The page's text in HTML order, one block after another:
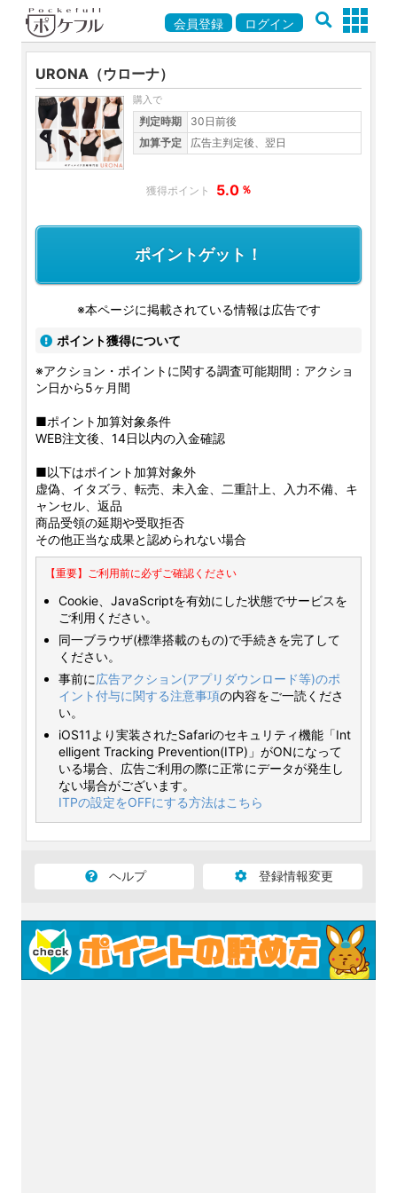
会員登録 ログイン
URONA（ウローナ）
購入で
判定時期
30日前後
加算予定
広告主判定後、翌日
5.0 ％
ポイントゲット！
※本ページに掲載されている情報は広告です
ポイント獲得について
※アクション・ポイントに関する調査可能期間：アクショ
ン日から5ヶ月間
■ポイント加算対象条件
WEB注文後、14日以内の入金確認
■以下はポイント加算対象外
虚偽、イタズラ、転売、未入金、二重計上、入力不備、キ
ャンセル、返品
商品受領の延期や受取拒否
その他正当な成果と認められない場合
【重要】ご利用前に必ずご確認ください
Cookie、JavaScriptを有効にした状態でサービスを
ご利用ください。
同一ブラウザ(標準搭載のもの)で手続きを完了して
ください。
事前に広告アクション(アプリダウンロード等)のポ
イント付与に関する注意事項の内容をご一読くださ
い。
iOS11より実装されたSafariのセキュリティ機能「Int
elligent Tracking Prevention(ITP)」がONになって
いる場合、広告ご利用の際に正常にデータが発生し
ない場合がございます。
ITPの設定をOFFにする方法はこちら
ヘルプ 登録情報変更